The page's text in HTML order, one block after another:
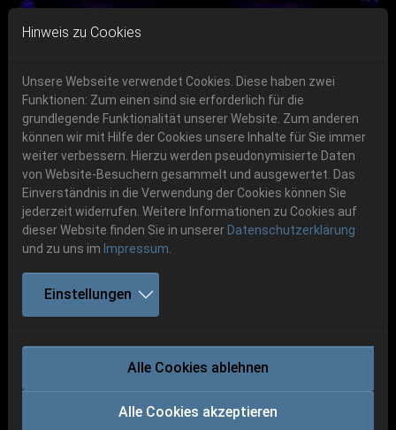
Skip to main navigation
Skip to main content
Skip to page footer
06.-08. August 2026
Schlotheim, Flugplatz Obermehler
Get your tickets!
Ticketshop www.cudgel.de
Previous Next
ROTTEN SOUND
Hinweis zu Cookies
Unsere Webseite verwendet Cookies. Diese haben zwei
Funktionen: Zum einen sind sie erforderlich für die
grundlegende Funktionalität unserer Website. Zum anderen
können wir mit Hilfe der Cookies unsere Inhalte für Sie immer
weiter verbessern. Hierzu werden pseudonymisierte Daten
von Website-Besuchern gesammelt und ausgewertet. Das
Einverständnis in die Verwendung der Cookies können Sie
jederzeit widerrufen. Weitere Informationen zu Cookies auf
dieser Website finden Sie in unserer Datenschutzerklärung
und zu uns im Impressum
Einstellungen
Alle Cookies ablehnen
Alle Cookies akzeptieren